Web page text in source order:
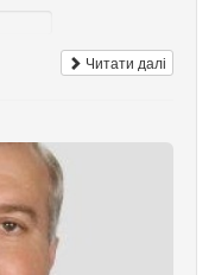
Читати далі